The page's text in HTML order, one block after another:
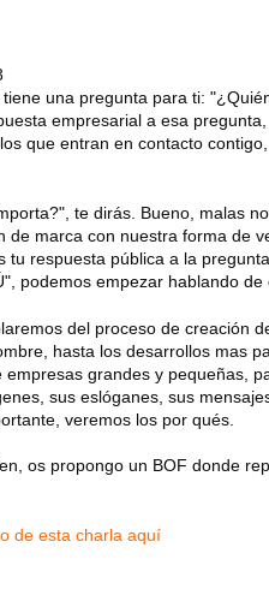
una pregunta para ti:
empresarial a esa
que entran en contacto
te dirás. Bueno, malas
de marca con nuestra forma de
tu respuesta pública a la
podemos empezar hablando
del proceso de creación
hasta los desarrollos mas
empresas grandes y pequeñas,
sus eslóganes, sus
veremos los por qués.
os propongo un BOF donde
de esta charla aquí